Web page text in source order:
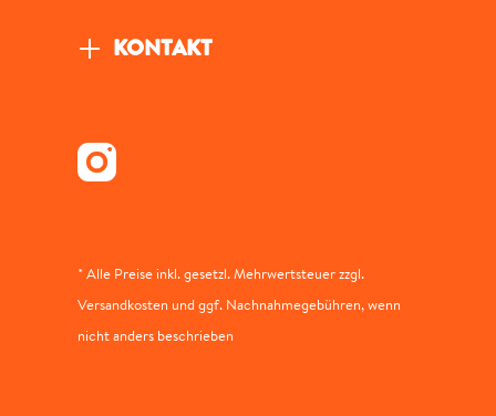
KONTAKT
* Alle Preise inkl. gesetzl. Mehrwertsteuer zzgl.
Versandkosten und ggf. Nachnahmegebühren, wenn
nicht anders beschrieben